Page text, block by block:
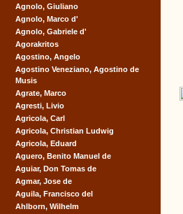
Agnolo, Giuliano
Agnolo, Marco d'
Agnolo, Gabriele d'
Agorakritos
Agostino, Angelo
Agostino Veneziano, Agostino de
Musis
Agrate, Marco
Agresti, Livio
Agricola, Carl
Agricola, Christian Ludwig
Agricola, Eduard
Aguero, Benito Manuel de
Aguiar, Don Tomas de
Agmar, Jose de
Aguila, Francisco del
Ahlborn, Wilhelm